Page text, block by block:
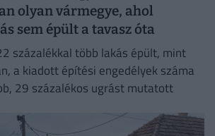
olyan vármegye, ahol
sem épült a tavasz óta
százalékkal több lakás épült, mint
a kiadott építési engedélyek száma
29 százalékos ugrást mutatott